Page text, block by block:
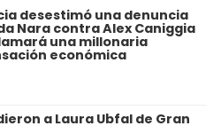
desestimó una denuncia
Nara contra Alex Caniggia
una millonaria
económica
a Laura Ubfal de Gran